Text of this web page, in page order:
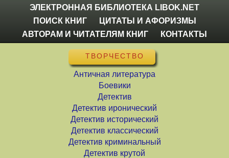
ЭЛЕКТРОННАЯ БИБЛИОТЕКА LIBOK.NET
ПОИСК КНИГ
ЦИТАТЫ И АФОРИЗМЫ
АВТОРАМ И ЧИТАТЕЛЯМ КНИГ
КОНТАКТЫ
ТВОРЧЕСТВО
Античная литература
Боевики
Детектив
Детектив иронический
Детектив исторический
Детектив классический
Детектив криминальный
Детектив крутой